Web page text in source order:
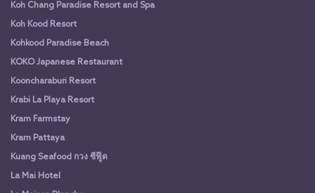
Koh Chang Paradise Resort and Spa
Koh Kood Resort
Kohkood Paradise Beach
KOKO Japanese Restaurant
Kooncharaburi Resort
Krabi La Playa Resort
Kram Farmstay
Kram Pattaya
Kuang Seafood กวง ซีฟู๊ด
La Mai Hotel